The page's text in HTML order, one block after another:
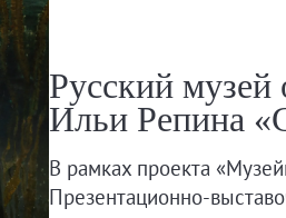
Русский музей
Ильи Репина
В рамках проекта
Презентационно-